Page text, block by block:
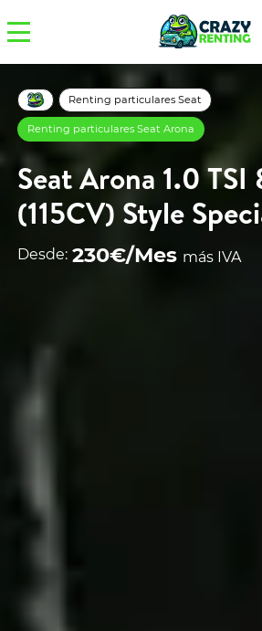
Renting particulares Seat
Renting particulares Seat Arona
Seat Arona 1.0 TSI
(115CV) Style
Desde: 230€/Mes más IVA